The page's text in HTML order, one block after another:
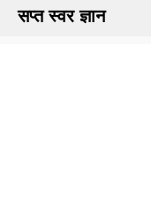
Skipसप्त स्वर ज्ञान